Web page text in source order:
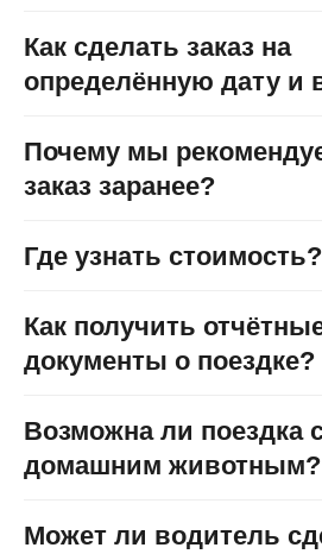
Как сделать заказ на
определённую дату и
Почему мы
заказ заранее?
Где узнать стоимость?
Как получить
документы о поездке?
Возможна ли поездка
домашним животным?
Может ли водитель